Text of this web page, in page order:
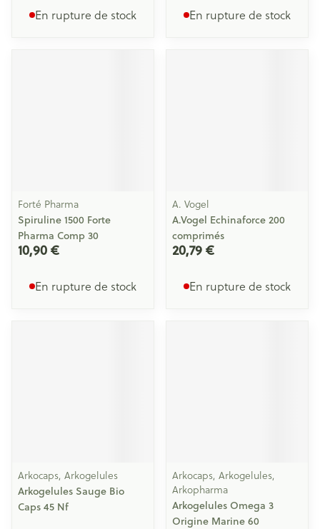
En rupture de stock En rupture de stock
Forté Pharma
Spiruline 1500 Forte
Pharma Comp 30
10,90 €
En rupture de stock
A. Vogel
A.Vogel Echinaforce 200
comprimés
20,79 €
En rupture de stock
Arkocaps, Arkogelules
Arkogelules Sauge Bio
Caps 45 Nf
Arkocaps, Arkogelules,
Arkopharma
Arkogelules Omega 3
Origine Marine 60